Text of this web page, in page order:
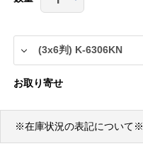
お取り寄せ
※在庫状況の表記について※